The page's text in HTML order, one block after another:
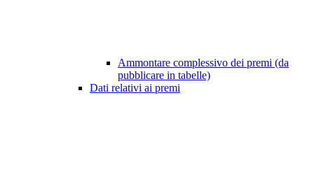
Ammontare complessivo dei premi (da
pubblicare in tabelle)
Dati relativi ai premi